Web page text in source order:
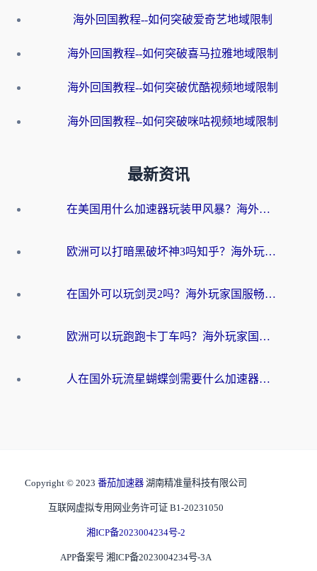
海外回国教程--如何突破爱奇艺地域限制
海外回国教程--如何突破喜马拉雅地域限制
海外回国教程--如何突破优酷视频地域限制
海外回国教程--如何突破咪咕视频地域限制
最新资讯
在美国用什么加速器玩装甲风暴？海外玩家亲测有效的国服游戏加速指南
欧洲可以打暗黑破坏神3吗知乎？海外玩家国服游戏加速终极指南
在国外可以玩剑灵2吗？海外玩家国服畅玩终极指南（附永恒之塔明日方舟加速方案）
欧洲可以玩跑跑卡丁车吗？海外玩家国服游戏畅玩终极指南（附QQ炫舞剑网3解决方案）
人在国外玩流星蝴蝶剑需要什么加速器？老玩家亲测的终极解决方案
Copyright © 2023 番茄加速器 湖南精准量科技有限公司
互联网虚拟专用网业务许可证 B1-20231050
湘ICP备2023004234号-2
APP备案号 湘ICP备2023004234号-3A